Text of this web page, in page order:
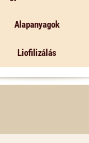
Alapanyagok
Liofilizálás